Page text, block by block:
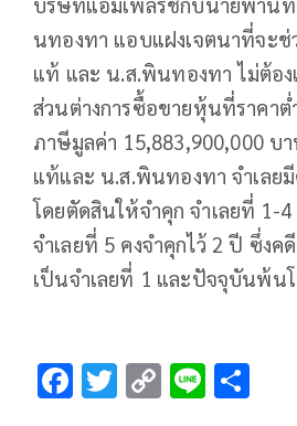
นทองทา แอบแฝงเจตนาที่จะ
แท้ และ น.ส.พินทองทา ไม่ต้อง
ส่วนต่างการซื้อขายหุ้นที่ราคาต่
ภาษีมูลค่า 15,883,900,000 บ
แท้และ น.ส.พินทองทา จำเลย
โดยตัดสินให้จำคุก จำเลยที่ 1-
จำเลยที่ 5 คงจำคุกไว้ 2 ปี ซึ่งค
เป็นจำเลยที่ 1 และปัจจุบันพ้น
F T C Li